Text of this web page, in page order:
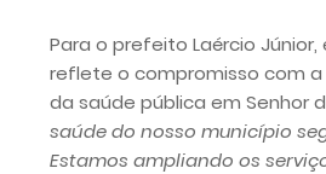
Para o prefeito Laércio
reflete o compromisso com
da saúde pública em Senhor
saúde do nosso município
Estamos ampliando os